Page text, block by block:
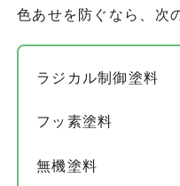
色あせを防ぐなら、次
ラジカル制御塗料
フッ素塗料
無機塗料